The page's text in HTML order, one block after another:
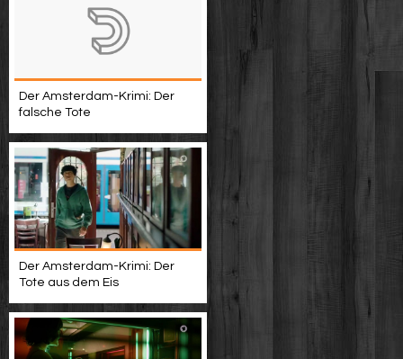
Der Amsterdam-Krimi: Der
falsche Tote
Der Amsterdam-Krimi: Der
Tote aus dem Eis